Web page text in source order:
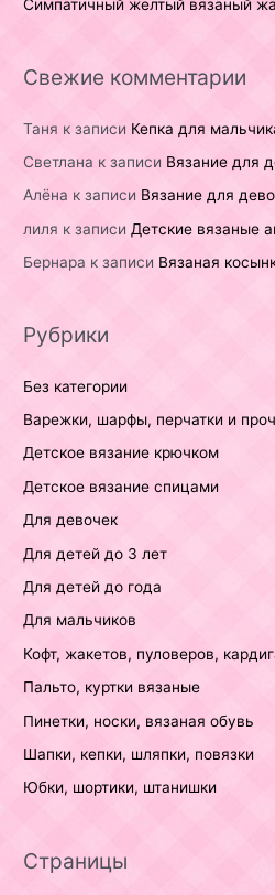
Симпатичный желтый вязаный
Свежие комментарии
Таня к записи Кепка для
Светлана к записи Вязание для
Алёна к записи Вязание для
лиля к записи Детские вязаные
Бернара к записи Вязаная
Рубрики
Без категории
Варежки, шарфы, перчатки и
Детское вязание крючком
Детское вязание спицами
Для девочек
Для детей до 3 лет
Для детей до года
Для мальчиков
Кофт, жакетов, пуловеров,
Пальто, куртки вязаные
Пинетки, носки, вязаная обувь
Шапки, кепки, шляпки, повязки
Юбки, шортики, штанишки
Страницы